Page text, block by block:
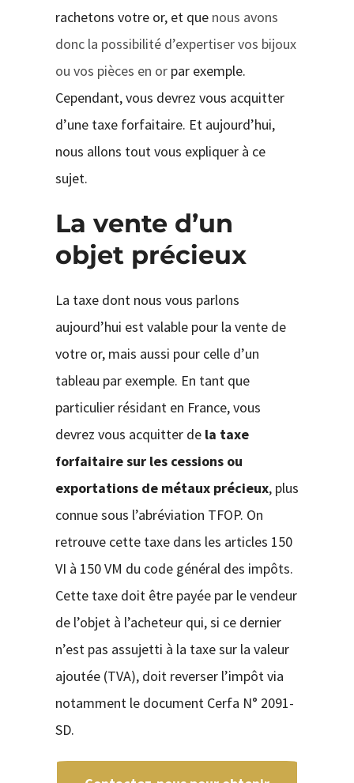
rachetons votre or, et que nous avons
donc la possibilité d’expertiser vos bijoux
ou vos pièces en orpar exemple.
Cependant, vous devrez vous acquitter
d’une taxe forfaitaire. Et aujourd’hui,
nous allons tout vous expliquer à ce
sujet.
La vente d’un
objet précieux
La taxe dont nous vous parlons
aujourd’hui est valable pour la vente de
votre or, mais aussi pour celle d’un
tableau par exemple. En tant que
particulier résidant en France, vous
devrez vous acquitter de la taxe
forfaitaire sur les cessions ou
exportations de métaux précieux, plus
connue sous l’abréviation TFOP. On
retrouve cette taxe dans les articles 150
VI à 150 VM du code général des impôts.
Cette taxe doit être payée par le vendeur
de l’objet à l’acheteur qui, si ce dernier
n’est pas assujetti à la taxe sur la valeur
ajoutée (TVA), doit reverser l’impôt via
notamment le document Cerfa N° 2091-
SD.